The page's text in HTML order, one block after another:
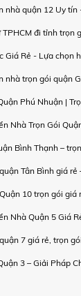
nhà quận 12 Uy tín
đi tỉnh trọn
Giá Rẻ - Lựa chọn
nhà trọn gói quận
Phú Nhuận |
Nhà Trọn Gói
Bình Thạnh –
Tân Bình giá rẻ
10 trọn gói giá
Nhà Quận 5 Giá
7 giá rẻ, trọn
3 – Giải Pháp